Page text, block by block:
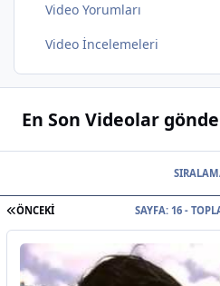
Video Yorumları
Video İncelemeleri
En Son Videolar
İLK SAYFA
ÖNCEKI SAYFA: 16 -